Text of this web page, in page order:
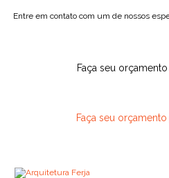
Entre em contato com um de nossos
Faça seu
Faça seu